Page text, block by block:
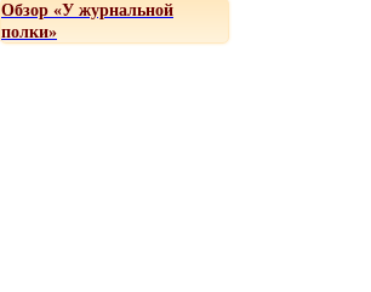
Обзор «У журнальной
полки»